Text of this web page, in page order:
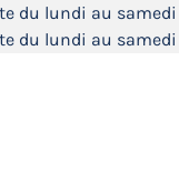
du lundi au samedi
du lundi au samedi